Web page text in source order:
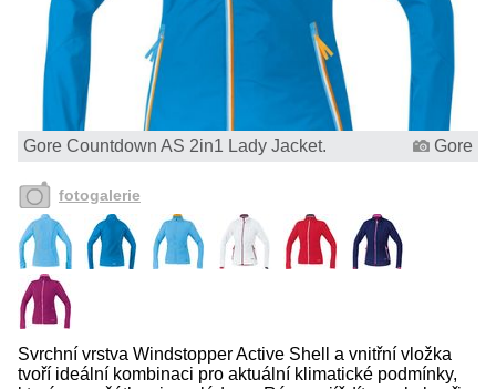
Gore Countdown AS 2in1 Lady Jacket. Gore
fotogalerie
Svrchní vrstva Windstopper Active Shell a vnitřní vložka
tvoří ideální kombinaci pro aktuální klimatické podmínky,